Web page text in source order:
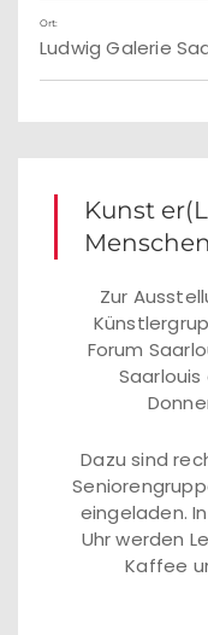
Ort:
Ludwig Galerie
Kunst
Zur
Forum
Dazu sind
eingeladen.
Uhr werden
Kaffee